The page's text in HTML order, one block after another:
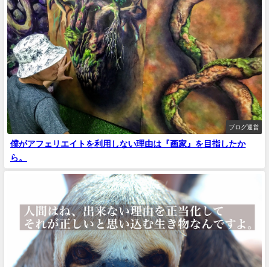
ブログ運営
僕がアフェリエイトを利用しない理由は『画家』を目指したか
ら。